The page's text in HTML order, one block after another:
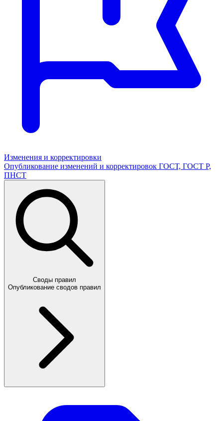
Изменения и корректировки
Опубликование изменений и корректировок ГОСТ, ГОСТ Р,
ПНСТ
Своды правил
Опубликование сводов правил